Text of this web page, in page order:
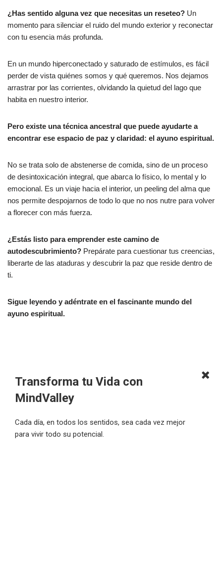
¿Has sentido alguna vez que necesitas un reseteo? Un
momento para silenciar el ruido del mundo exterior y reconectar
con tu esencia más profunda.
En un mundo hiperconectado y saturado de estímulos, es fácil
perder de vista quiénes somos y qué queremos. Nos dejamos
arrastrar por las corrientes, olvidando la quietud del lago que
habita en nuestro interior.
Pero existe una técnica ancestral que puede ayudarte a
encontrar ese espacio de paz y claridad: el ayuno espiritual.
No se trata solo de abstenerse de comida, sino de un proceso
de desintoxicación integral, que abarca lo físico, lo mental y lo
emocional. Es un viaje hacia el interior, un peeling del alma que
nos permite despojarnos de todo lo que no nos nutre para volver
a florecer con más fuerza.
¿Estás listo para emprender este camino de
autodescubrimiento? Prepárate para cuestionar tus creencias,
liberarte de las ataduras y descubrir la paz que reside dentro de
ti.
Sigue leyendo y adéntrate en el fascinante mundo del
ayuno espiritual.
Transforma tu Vida con
MindValley
Cada día, en todos los sentidos, sea cada vez mejor
para vivir todo su potencial.